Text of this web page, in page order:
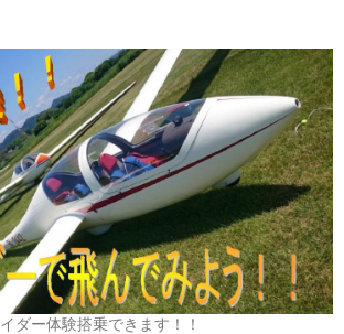
ダー体験搭乗できます！！